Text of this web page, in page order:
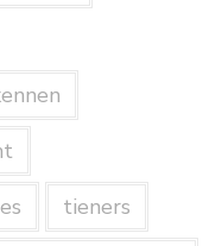
tieners